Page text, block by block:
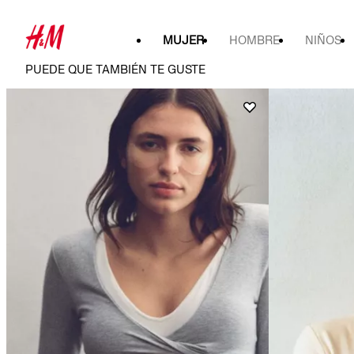
MUJER HOMBRE NIÑOS
PUEDE QUE TAMBIÉN TE GUSTE